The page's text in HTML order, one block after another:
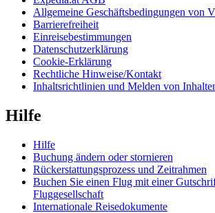
Allgemeine Geschäftsbedingungen von
Barrierefreiheit
Einreisebestimmungen
Datenschutzerklärung
Cookie-Erklärung
Rechtliche Hinweise/Kontakt
Inhaltsrichtlinien und Melden von
Hilfe
Hilfe
Buchung ändern oder stornieren
Rückerstattungsprozess und Zeitrahmen
Buchen Sie einen Flug mit einer
Fluggesellschaft
Internationale Reisedokumente